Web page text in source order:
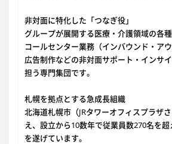
非対面に特化した「つなぎ役」
グループが展開する医療・介護領域の各種
コールセンター業務（インバウンド・ア
広告制作などの非対面サポート・インサ
担う専門集団です。
札幌を拠点とする急成長組織
北海道札幌市（JRタワーオフィスプラザ
え、設立から10数年で従業員数270名を
を遂げています。